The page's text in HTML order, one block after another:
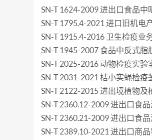
SN-T 1624-2009 进出口食品
SN-T 1795.4-2021 进口旧机电
SN-T 1915.4-2016 卫生检疫业
SN-T 1945-2007 食品中反式
SN-T 2025-2016 动物检疫实
SN-T 2031-2021 桔小实蝇检疫
SN-T 2122-2015 进出境植物
SN-T 2360.12-2009 进出口食
SN-T 2360.21-2009 进出口食
SN-T 2389.10-2021 进出口商